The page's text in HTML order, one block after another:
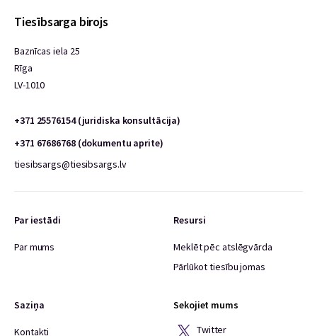
Tiesībsarga birojs
Baznīcas iela 25
Rīga
LV-1010
+371 25576154 (juridiska konsultācija)
+371 67686768 (dokumentu aprite)
tiesibsargs@tiesibsargs.lv
Par iestādi
Par mums
Resursi
Meklēt pēc atslēgvārda
Pārlūkot tiesību jomas
Saziņa
Kontakti
Sekojiet mums
Twitter